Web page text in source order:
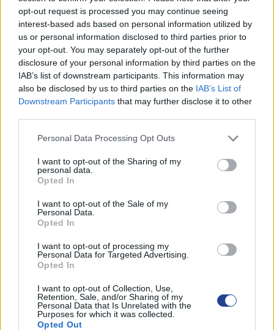
opt-out request is processed you may continue seeing
interest-based ads based on personal information utilized by
us or personal information disclosed to third parties prior to
your opt-out. You may separately opt-out of the further
disclosure of your personal information by third parties on the
IAB’s list of downstream participants. This information may
also be disclosed by us to third parties on the IAB’s List of
Downstream Participants that may further disclose it to other
Personal Data Processing Opt Outs
I want to opt-out of the Sharing of my
personal data.
Opted In
I want to opt-out of the Sale of my
Personal Data.
Opted In
I want to opt-out of processing my
Personal Data for Targeted Advertising.
Opted In
I want to opt-out of Collection, Use,
Retention, Sale, and/or Sharing of my
Personal Data that Is Unrelated with the
Purposes for which it was collected.
Opted Out
Water World Ayia Napa Cyprus ΕΚΠΤΩΣΗ ΓΙΑ 2026
8 Ιουνίου 2026
ΕΚΠΤΩΣΗ ΑΠΟ ΚΟΙΝΟΤΙΚΟ ΣΥΜΒΟΥΛΙΟ
ΜΑΡΩΝΙΟΥ
3 Ιουνίου 2026
ΟΙ ΕΚΔΗΛΩΣΕΙΣ ΜΑΣ